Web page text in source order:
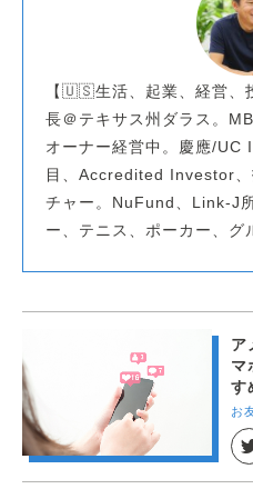
【🇺🇸生活、起業、経営、
長＠テキサス州ダラス。
オーナー経営中。慶應/
目、Accredited Investor、
チャー。NuFund、Link-J
ー、テニス、ポーカー、グ
ア
マ
す
お